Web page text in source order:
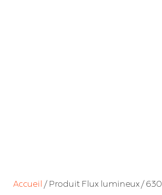
Accueil / Produit Flux lumineux / 630